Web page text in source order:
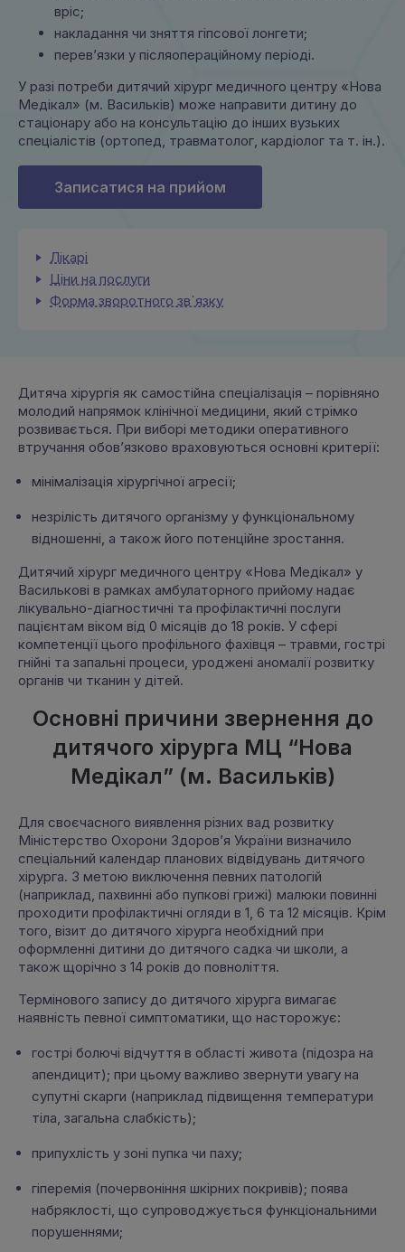
вріс;
накладання чи зняття гіпсової лонгети;
перев’язки у післяопераційному періоді.
У разі потреби дитячий хірург медичного центру «Нова
Медікал» (м. Васильків) може направити дитину до
стаціонару або на консультацію до інших вузьких
спеціалістів (ортопед, травматолог, кардіолог та т. ін.).
Записатися на прийом
Лікарі
Ціни на послуги
Форма зворотного зв`язку
Дитяча хірургія як самостійна спеціалізація – порівняно
молодий напрямок клінічної медицини, який стрімко
розвивається. При виборі методики оперативного
втручання обов’язково враховуються основні критерії:
мінімалізація хірургічної агресії;
незрілість дитячого організму у функціональному
відношенні, а також його потенційне зростання.
Дитячий хірург медичного центру «Нова Медікал» у
Василькові в рамках амбулаторного прийому надає
лікувально-діагностичні та профілактичні послуги
пацієнтам віком від 0 місяців до 18 років. У сфері
компетенції цього профільного фахівця – травми, гострі
гнійні та запальні процеси, уроджені аномалії розвитку
органів чи тканин у дітей.
Основні причини звернення до
дитячого хірурга МЦ “Нова
Медікал” (м. Васильків)
Для своєчасного виявлення різних вад розвитку
Міністерство Охорони Здоров’я України визначило
спеціальний календар планових відвідувань дитячого
хірурга. З метою виключення певних патологій
(наприклад, пахвинні або пупкові грижі) малюки повинні
проходити профілактичні огляди в 1, 6 та 12 місяців. Крім
того, візит до дитячого хірурга необхідний при
оформленні дитини до дитячого садка чи школи, а
також щорічно з 14 років до повноліття.
Термінового запису до дитячого хірурга вимагає
наявність певної симптоматики, що насторожує:
гострі болючі відчуття в області живота (підозра на
апендицит); при цьому важливо звернути увагу на
супутні скарги (наприклад підвищення температури
тіла, загальна слабкість);
припухлість у зоні пупка чи паху;
гіперемія (почервоніння шкірних покривів); поява
набряклості, що супроводжується функціональними
порушеннями;